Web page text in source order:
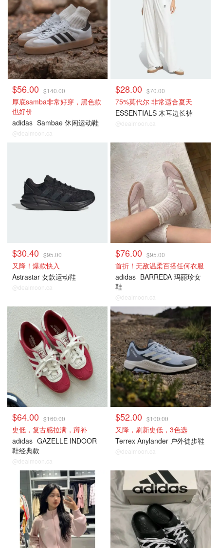
$56.00 $140.00
厚底samba非常好穿，黑色款
也好价
adidas Sambae 休闲运动鞋
@dealmoon.ca
$28.00 $70.00
75%莫代尔 非常适合夏天
ESSENTIALS 木耳边长裤
@dealmoon.ca
$30.40 $95.00
又降！爆款快入
Astrastar 女款运动鞋
@dealmoon.ca
$76.00 $95.00
首折！无敌温柔百搭任何衣服
adidas BARREDA 玛丽珍女
鞋
@dealmoon.ca
$64.00 $160.00
史低，复古感拉满，蹲补
adidas GAZELLE INDOOR
鞋经典款
@dealmoon.ca
$52.00 $100.00
又降，刷新史低，3色选
Terrex Anylander 户外徒步鞋
@dealmoon.ca